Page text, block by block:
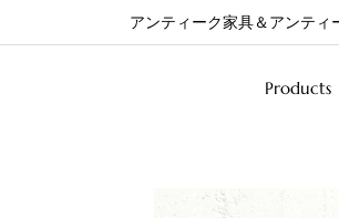
アンティーク家具＆アンテ
Products